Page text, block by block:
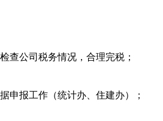
查公司税务情况，合理完税；
申报工作（统计办、住建办）；